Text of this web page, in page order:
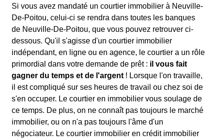
Si vous avez mandaté un courtier immobilier à Neuville-
De-Poitou, celui-ci se rendra dans toutes les banques
de Neuville-De-Poitou, que vous pouvez retrouver ci-
dessous. Qu'il s'agisse d'un courtier immobilier
indépendant, en ligne ou en agence, le courtier a un rôle
primordial dans votre demande de prêt : il vous fait
gagner du temps et de l'argent ! Lorsque l'on travaille,
il est compliqué sur ses heures de travail ou chez soi de
s'en occuper. Le courtier en immobilier vous soulage de
ce temps. De plus, on ne connaît pas toujours le marché
immobilier, ou on n'a pas toujours l'âme d'un
négociateur. Le courtier immobilier en crédit immobilier